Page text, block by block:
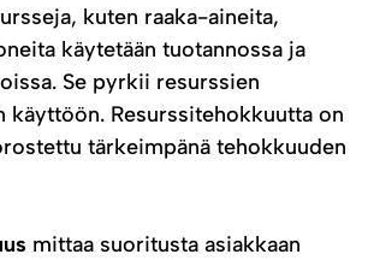
kuten raaka-aineita,
käytetään tuotannossa ja
Se pyrkii resurssien
käyttöön. Resurssitehokkuutta on
tärkeimpänä tehokkuuden
mittaa suoritusta asiakkaan